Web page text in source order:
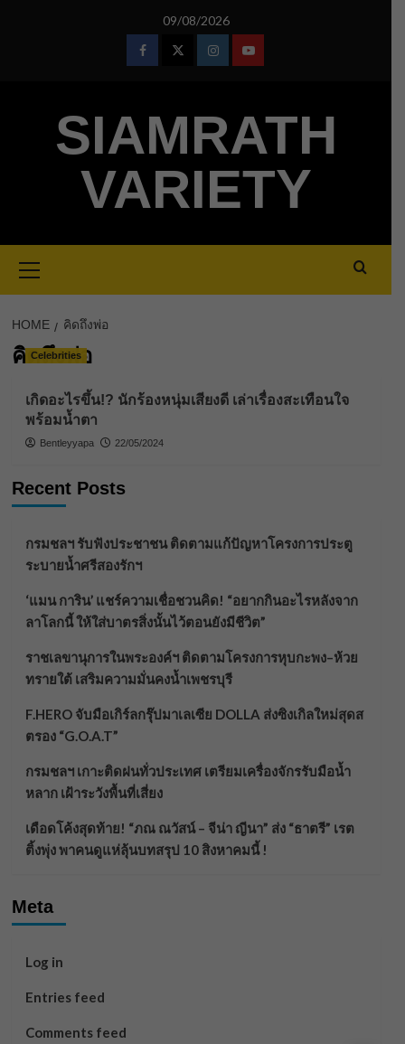
09/08/2026
FacebookTwitterInstagramYoutube
SIAMRATH
VARIETY
Menu
HOME คิดถึงพ่อ
คิดถึงพ่อ
Celebrities
เกิดอะไรขึ้น!? นักร้องหนุ่มเสียงดี เล่าเรื่องสะเทือนใจ
พร้อมน้ำตา
Bentleyyapa 22/05/2024
Recent Posts
กรมชลฯ รับฟังประชาชน ติดตามแก้ปัญหาโครงการประตู
ระบายน้ำศรีสองรักฯ
‘แมน การิน’ แชร์ความเชื่อชวนคิด! “อยากกินอะไรหลังจาก
ลาโลกนี้ ให้ใส่บาตรสิ่งนั้นไว้ตอนยังมีชีวิต”
ราชเลขานุการในพระองค์ฯ ติดตามโครงการหุบกะพง–ห้วย
ทรายใต้ เสริมความมั่นคงน้ำเพชรบุรี
F.HERO จับมือเกิร์ลกรุ๊ปมาเลเซีย DOLLA ส่งซิงเกิลใหม่สุดส
ตรอง “G.O.A.T”
กรมชลฯ เกาะติดฝนทั่วประเทศ เตรียมเครื่องจักรรับมือน้ำ
หลาก เฝ้าระวังพื้นที่เสี่ยง
เดือดโค้งสุดท้าย! “ภณ ณวัสน์ – จีน่า ญีนา” ส่ง “ธาตรี” เรต
ติ้งพุ่ง พาคนดูแห่ลุ้นบทสรุป 10 สิงหาคมนี้ !
Meta
Log in
Entries feed
Comments feed